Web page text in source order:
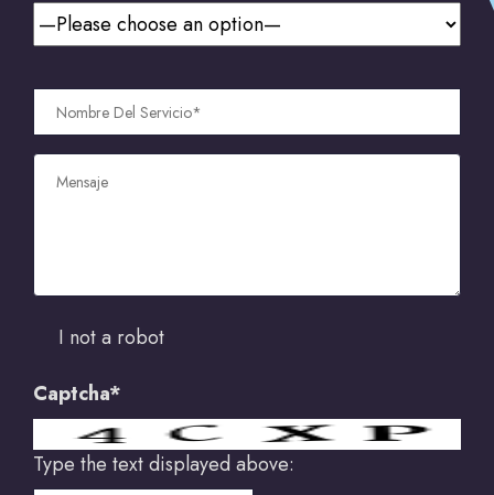
I not a robot
Captcha*
Type the text displayed above: